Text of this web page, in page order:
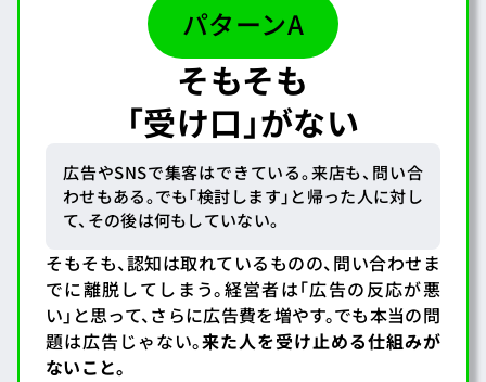
パターンA
そもそも
「受け口」がない
広告やSNSで集客はできている。来店も、問い合
わせもある。でも「検討します」と帰った人に対し
て、その後は何もしていない。
そもそも、認知は取れているものの、問い合わせま
でに離脱してしまう。経営者は「広告の反応が悪
い」と思って、さらに広告費を増やす。でも本当の問
題は広告じゃない。来た人を受け止める仕組みが
ないこと。